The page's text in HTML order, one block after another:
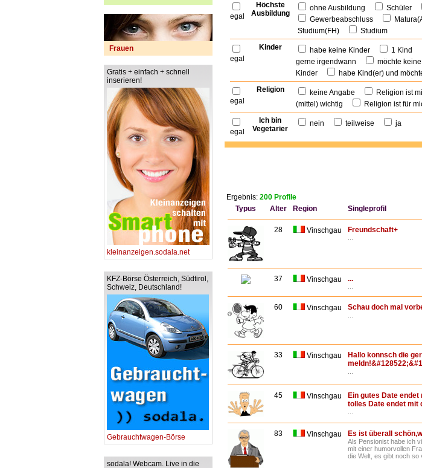
Frauen
Gratis + einfach + schnell
inserieren!
kleinanzeigen.sodala.net
KFZ-Börse Österreich, Südtirol,
Schweiz, Deutschland!
Gebrauchtwagen-Börse
sodala! Webcam. Live in die
egal
Höchste
Ausbildung
ohne Ausbildung Schüler
Gewerbeabschluss
Studium(FH)
Studium
egal
Kinder habe keine Kinder 1 Kind
gerne irgendwann
möchte
Kinder
habe Kind(er) und
egal
Religion keine Angabe Religion ist
(mittel) wichtig
Religion ist für
egal
Ich bin
Vegetarier
nein teilweise ja
Ergebnis: 200 Profile
Typus
Alter Region Singleprofil
28 Vinschgau Freundschaft+
37 Vinschgau ...
60 Vinschgau Schau doch mal
33 Vinschgau
Hallo konnsch die
45 Vinschgau
Ein gutes Date
tolles Date endet mit
83 Vinschgau Es ist überall
Als Pensionist habe ich
mit einer humorvollen
die Welt, es gibt noch so